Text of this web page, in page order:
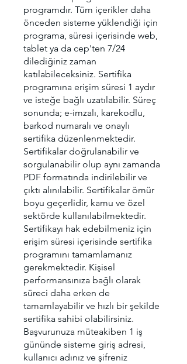
programdır. Tüm içerikler daha
önceden sisteme yüklendiği için
programa, süresi içerisinde web,
tablet ya da cep'ten 7/24
dilediğiniz zaman
katılabileceksiniz. Sertifika
programına erişim süresi 1 aydır
ve isteğe bağlı uzatılabilir. Süreç
sonunda; e-imzalı, karekodlu,
barkod numaralı ve onaylı
sertifika düzenlenmektedir.
Sertifikalar doğrulanabilir ve
sorgulanabilir olup aynı zamanda
PDF formatında indirilebilir ve
çıktı alınılabilir. Sertifikalar ömür
boyu geçerlidir, kamu ve özel
sektörde kullanılabilmektedir.
Sertifikayı hak edebilmeniz için
erişim süresi içerisinde sertifika
programını tamamlamanız
gerekmektedir. Kişisel
performansınıza bağlı olarak
süreci daha erken de
tamamlayabilir ve hızlı bir şekilde
sertifika sahibi olabilirsiniz.
Başvurunuza müteakiben 1 iş
gününde sisteme giriş adresi,
kullanıcı adınız ve şifreniz